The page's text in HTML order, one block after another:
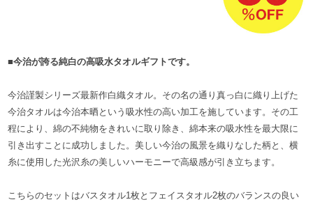
■今治が誇る純白の高吸水タオルギフトです。
今治謹製シリーズ最新作白織タオル。その名の通り真っ白に織り上げた
今治タオルは今治本晒という吸水性の高い加工を施しています。その工
程により、綿の不純物をきれいに取り除き、綿本来の吸水性を最大限に
引き出すことに成功しました。美しい今治の風景を織りなした柄と、横
糸に使用した光沢糸の美しいハーモニーで高級感が引き立ちます。
こちらのセットはバスタオル1枚とフェイスタオル2枚のバランスの良い